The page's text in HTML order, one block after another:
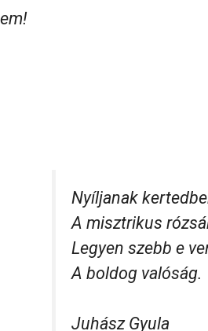
Nyíljanak
A misztrikus
Legyen szebb e
A boldog valóság.
Juhász Gyula